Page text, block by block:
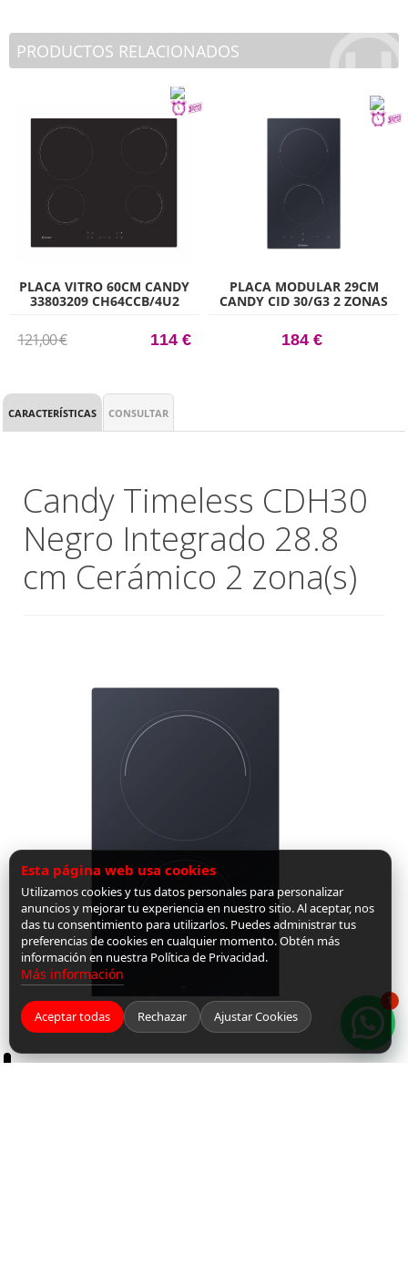
PRODUCTOS RELACIONADOS
PLACA VITRO 60CM CANDY
33803209 CH64CCB/4U2
121,00 € 114 €
PLACA MODULAR 29CM
CANDY CID 30/G3 2 ZONAS
184 €
CARACTERÍSTICAS CONSULTAR
1
Esta página web usa cookies
Utilizamos cookies y tus datos personales para personalizar
anuncios y mejorar tu experiencia en nuestro sitio. Al aceptar, nos
das tu consentimiento para utilizarlos. Puedes administrar tus
preferencias de cookies en cualquier momento. Obtén más
información en nuestra Política de Privacidad.
Más información
Aceptar todas Rechazar Ajustar Cookies